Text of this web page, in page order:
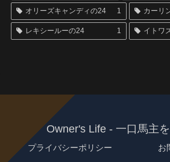
オリーズキャンディの24 1 カーリ
レキシールーの24 1 イトワ
Owner's Life - 一口馬主
プライバシーポリシー お